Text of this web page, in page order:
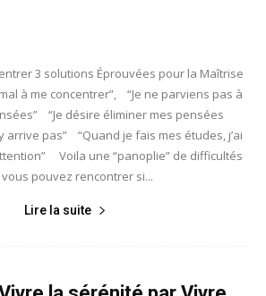
3 solutions Éprouvées pour la Maîtrise
à me concentrer”, “Je ne parviens pas à
“Je désire éliminer mes pensées
arrive pas” “Quand je fais mes études, j’ai
Voila une “panoplie” de difficultés
pouvez rencontrer si...
Lire la suite